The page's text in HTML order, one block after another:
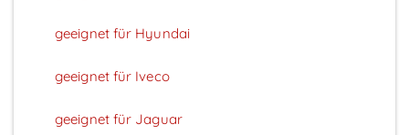
geeignet für Hyundai
geeignet für Iveco
geeignet für Jaguar